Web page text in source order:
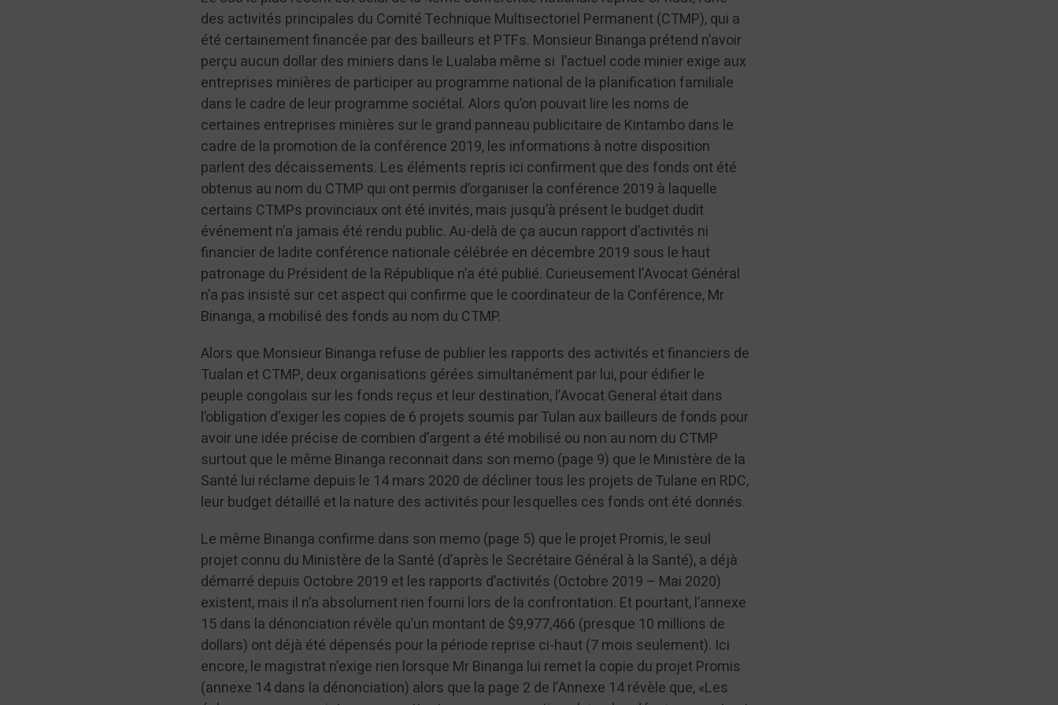
des activités principales du Comité Technique Multisectoriel Permanent (CTMP), qui a
été certainement financée par des bailleurs et PTFs. Monsieur Binanga prétend n’avoir
perçu aucun dollar des miniers dans le Lualaba même si l’actuel code minier exige aux
entreprises minières de participer au programme national de la planification familiale
dans le cadre de leur programme sociétal. Alors qu’on pouvait lire les noms de
certaines entreprises minières sur le grand panneau publicitaire de Kintambo dans le
cadre de la promotion de la conférence 2019, les informations à notre disposition
parlent des décaissements. Les éléments repris ici confirment que des fonds ont été
obtenus au nom du CTMP qui ont permis d’organiser la conférence 2019 à laquelle
certains CTMPs provinciaux ont été invités, mais jusqu’à présent le budget dudit
événement n’a jamais été rendu public. Au-delà de ça aucun rapport d’activités ni
financier de ladite conférence nationale célébrée en décembre 2019 sous le haut
patronage du Président de la République n’a été publié. Curieusement l’Avocat Général
n’a pas insisté sur cet aspect qui confirme que le coordinateur de la Conférence, Mr
Binanga, a mobilisé des fonds au nom du CTMP.
Alors que Monsieur Binanga refuse de publier les rapports des activités et financiers de
Tualan et CTMP, deux organisations gérées simultanément par lui, pour édifier le
peuple congolais sur les fonds reçus et leur destination, l’Avocat General était dans
l’obligation d’exiger les copies de 6 projets soumis par Tulan aux bailleurs de fonds pour
avoir une idée précise de combien d’argent a été mobilisé ou non au nom du CTMP
surtout que le même Binanga reconnait dans son memo (page 9) que le Ministère de la
Santé lui réclame depuis le 14 mars 2020 de décliner tous les projets de Tulane en RDC,
leur budget détaillé et la nature des activités pour lesquelles ces fonds ont été donnés.
Le même Binanga confirme dans son memo (page 5) que le projet Promis, le seul
projet connu du Ministère de la Santé (d’après le Secrétaire Général à la Santé), a déjà
démarré depuis Octobre 2019 et les rapports d’activités (Octobre 2019 – Mai 2020)
existent, mais il n’a absolument rien fourni lors de la confrontation. Et pourtant, l’annexe
15 dans la dénonciation révèle qu’un montant de $9,977,466 (presque 10 millions de
dollars) ont déjà été dépensés pour la période reprise ci-haut (7 mois seulement). Ici
encore, le magistrat n’exige rien lorsque Mr Binanga lui remet la copie du projet Promis
(annexe 14 dans la dénonciation) alors que la page 2 de l’Annexe 14 révèle que, «Les